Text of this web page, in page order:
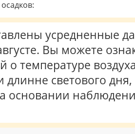
усредненные
Вы можете
температуре
длинне светового
основании